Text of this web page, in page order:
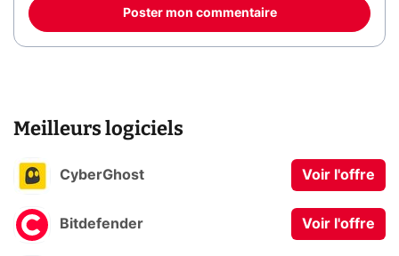
Poster mon commentaire
Meilleurs logiciels
CyberGhost Voir l'offre
Bitdefender Voir l'offre